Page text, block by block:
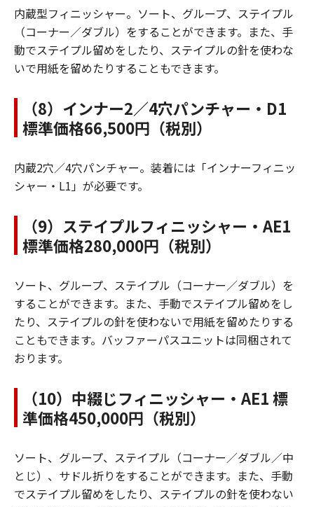
内蔵型フィニッシャー。ソート、グループ、ステイプル
（コーナー／ダブル）をすることができます。また、手
動でステイプル留めをしたり、ステイプルの針を使わな
いで用紙を留めたりすることもできます。
（8）インナー2／4穴パンチャー・D1
標準価格66,500円（税別）
内蔵2穴／4穴パンチャー。装着には「インナーフィニッ
シャー・L1」が必要です。
（9）ステイプルフィニッシャー・AE1
標準価格280,000円（税別）
ソート、グループ、ステイプル（コーナー／ダブル）を
することができます。また、手動でステイプル留めをし
たり、ステイプルの針を使わないで用紙を留めたりする
こともできます。バッファーパスユニットは同梱されて
おります。
（10）中綴じフィニッシャー・AE1 標
準価格450,000円（税別）
ソート、グループ、ステイプル（コーナー／ダブル／中
とじ）、サドル折りをすることができます。また、手動
でステイプル留めをしたり、ステイプルの針を使わない